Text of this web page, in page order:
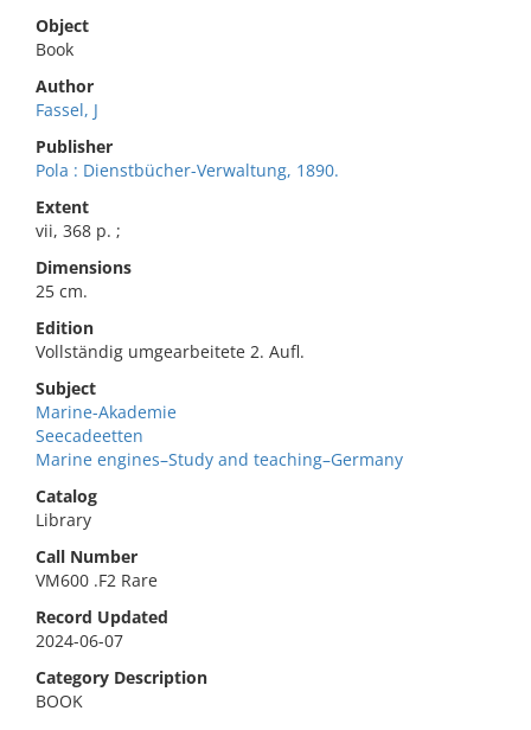
Object
Book
Author
Fassel, J
Publisher
Pola : Dienstbücher-Verwaltung, 1890.
Extent
vii, 368 p. ;
Dimensions
25 cm.
Edition
Vollständig umgearbeitete 2. Aufl.
Subject
Marine-Akademie
Seecadeetten
Marine engines–Study and teaching–Germany
Catalog
Library
Call Number
VM600 .F2 Rare
Record Updated
2024-06-07
Category Description
BOOK